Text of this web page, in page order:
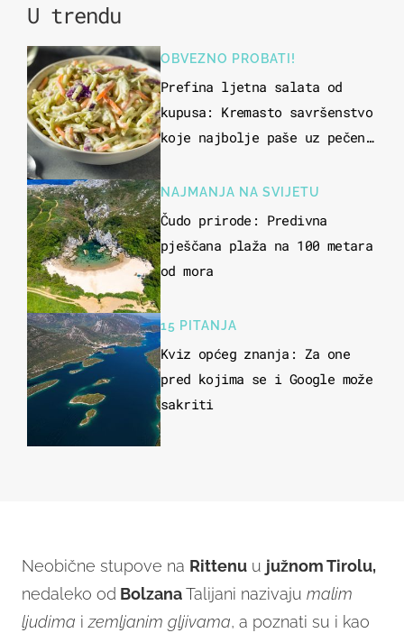
U trendu
OBVEZNO PROBATI!
Prefina ljetna salata od
kupusa: Kremasto savršenstvo
koje najbolje paše uz pečeno
NAJMANJA NA SVIJETU
Čudo prirode: Predivna
pješčana plaža na 100 metara
od mora
15 PITANJA
Kviz općeg znanja: Za one
pred kojima se i Google može
sakriti
Neobične stupove na Rittenu u južnom Tirolu,
nedaleko od BolzanaTalijani nazivaju malim
ljudima izemljanim gljivama, a poznati su i kao